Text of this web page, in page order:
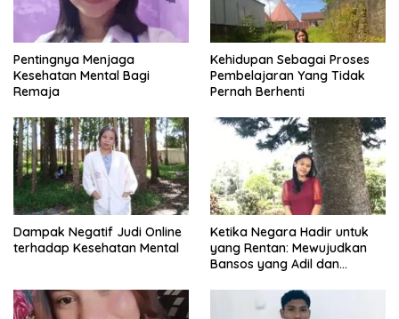
Pentingnya Menjaga
Kesehatan Mental Bagi
Remaja
Kehidupan Sebagai Proses
Pembelajaran Yang Tidak
Pernah Berhenti
Dampak Negatif Judi Online
terhadap Kesehatan Mental
Ketika Negara Hadir untuk
yang Rentan: Mewujudkan
Bansos yang Adil dan